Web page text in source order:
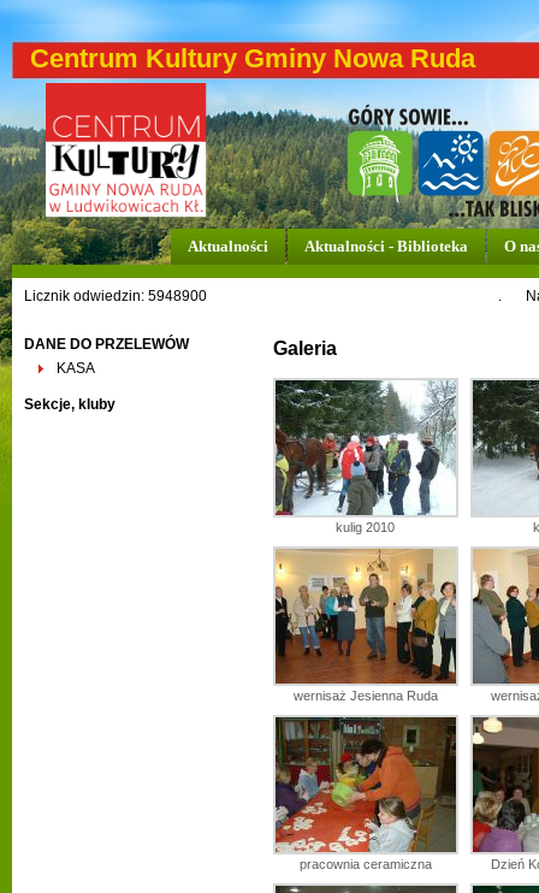
Centrum Kultury Gminy Nowa Ruda
Aktualności Aktualności - Biblioteka O
Licznik odwiedzin: 5948900 .
DANE DO PRZELEWÓW
KASA
Sekcje, kluby
Galeria
kulig 2010
wernisaż Jesienna Ruda
pracownia ceramiczna Dzień